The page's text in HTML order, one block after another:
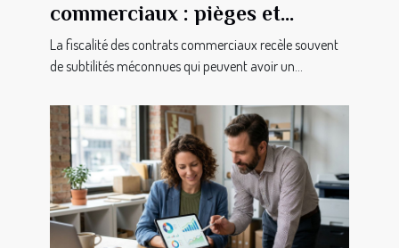
commerciaux : pièges et
astuces insoupçonnés pour
dirigeants
La fiscalité des contrats commerciaux recèle souvent
de subtilités méconnues qui peuvent avoir un...